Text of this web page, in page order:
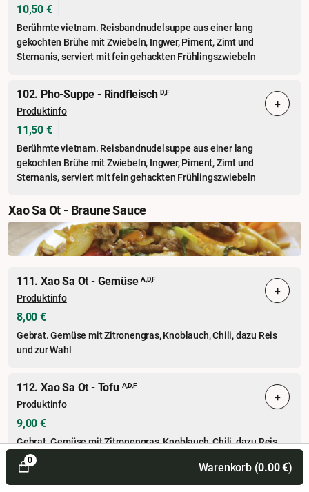
10,50 €
Berühmte vietnam. Reisbandnudelsuppe aus einer lang
gekochten Brühe mit Zwiebeln, Ingwer, Piment, Zimt und
Sternanis, serviert mit fein gehackten Frühlingszwiebeln
102. Pho-Suppe - RindfleischD,F
Produktinfo
11,50 €
Berühmte vietnam. Reisbandnudelsuppe aus einer lang
gekochten Brühe mit Zwiebeln, Ingwer, Piment, Zimt und
Sternanis, serviert mit fein gehackten Frühlingszwiebeln
+
Xao Sa Ot - Braune Sauce
111. Xao Sa Ot - GemüseA,D,F
Produktinfo
8,00 €
Gebrat. Gemüse mit Zitronengras, Knoblauch, Chili, dazu Reis
und zur Wahl
+
112. Xao Sa Ot - Tofu A,D,F
Produktinfo
9,00 €
Gebrat. Gemüse mit Zitronengras, Knoblauch, Chili, dazu Reis
und zur Wahl
+
0 Warenkorb (0.00€)